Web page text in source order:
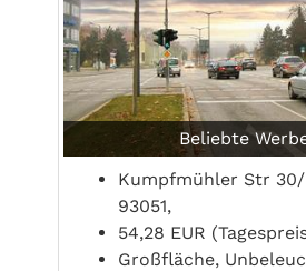
Beliebte
Kumpfmühler Str
93051,
54,28 EUR
Großfläche,